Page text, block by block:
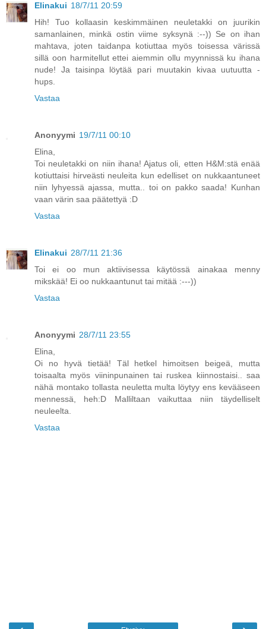
Elinakui 18/7/11 20:59
Hih! Tuo kollaasin keskimmäinen neuletakki on juurikin
samanlainen, minkä ostin viime syksynä :--)) Se on ihan
mahtava, joten taidanpa kotiuttaa myös toisessa värissä
sillä oon harmitellut ettei aiemmin ollu myynnissä ku ihana
nude! Ja taisinpa löytää pari muutakin kivaa uutuutta -
hups.
Vastaa
Anonyymi 19/7/11 00:10
Elina,
Toi neuletakki on niin ihana! Ajatus oli, etten H&M:stä enää
kotiuttaisi hirveästi neuleita kun edelliset on nukkaantuneet
niin lyhyessä ajassa, mutta.. toi on pakko saada! Kunhan
vaan värin saa päätettyä :D
Vastaa
Elinakui 28/7/11 21:36
Toi ei oo mun aktiivisessa käytössä ainakaa menny
mikskää! Ei oo nukkaantunut tai mitää :---))
Vastaa
Anonyymi 28/7/11 23:55
Elina,
Oi no hyvä tietää! Täl hetkel himoitsen beigeä, mutta
toisaalta myös viininpunainen tai ruskea kiinnostaisi.. saa
nähä montako tollasta neuletta multa löytyy ens kevääseen
mennessä, heh:D Malliltaan vaikuttaa niin täydelliselt
neuleelta.
Vastaa